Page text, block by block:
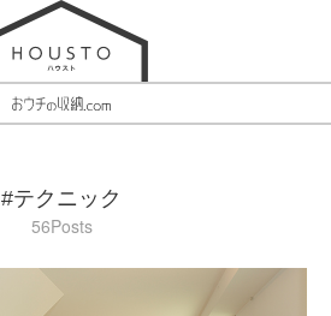
#テクニック
56Posts